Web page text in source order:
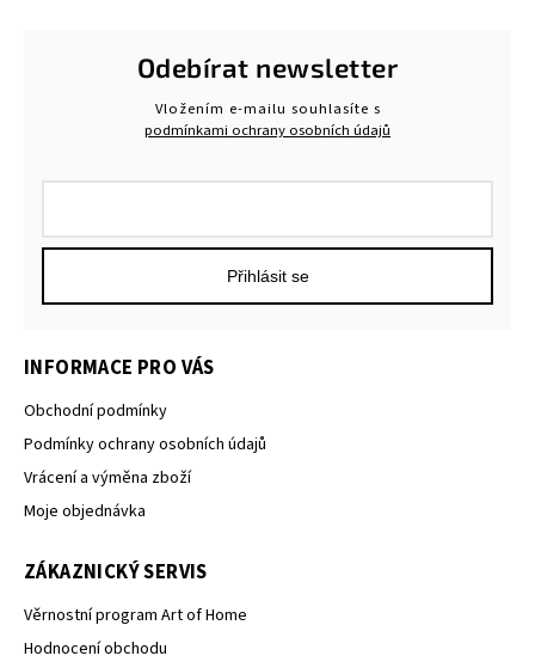
Odebírat newsletter
Vložením e-mailu souhlasíte s
podmínkami ochrany osobních údajů
Přihlásit se
INFORMACE PRO VÁS
Obchodní podmínky
Podmínky ochrany osobních údajů
Vrácení a výměna zboží
Moje objednávka
ZÁKAZNICKÝ SERVIS
Věrnostní program Art of Home
Hodnocení obchodu